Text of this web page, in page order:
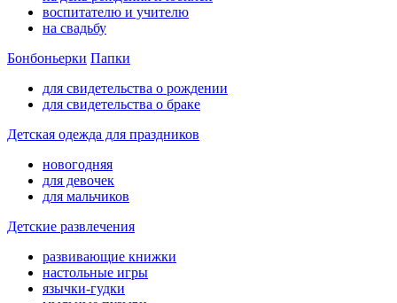
воспитателю и учителю
на свадьбу
Бонбоньерки Папки
для свидетельства о рождении
для свидетельства о браке
Детская одежда для праздников
новогодняя
для девочек
для мальчиков
Детские развлечения
развивающие книжки
настольные игры
язычки-гудки